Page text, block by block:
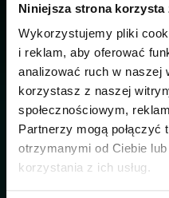
Niniejsza strona
Wykorzystujemy pliki
i reklam, aby oferować
analizować ruch w naszej
korzystasz z naszej
społecznościowym,
Partnerzy mogą
otrzymanymi od Ciebie
korzystania z ich usług.